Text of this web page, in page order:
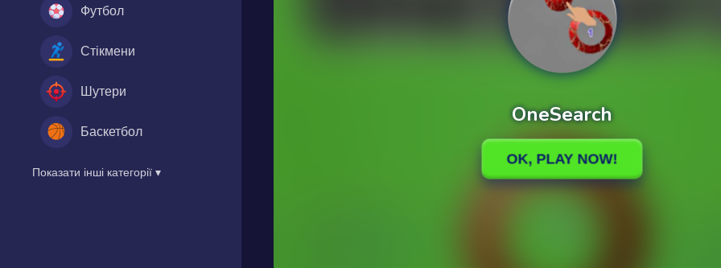
Футбол
Стікмени
Шутери
Баскетбол
Показати інші категорії ▾